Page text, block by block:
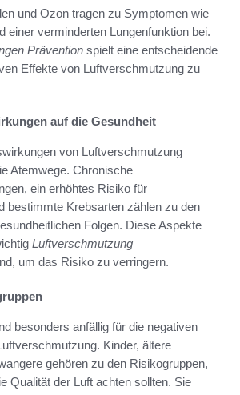
und Ozon tragen zu Symptomen wie
einer verminderten Lungenfunktion bei.
Prävention spielt eine entscheidende
Effekte von Luftverschmutzung zu
auf die Gesundheit
von Luftverschmutzung
Atemwege. Chronische
ein erhöhtes Risiko für
bestimmte Krebsarten zählen zu den
Folgen. Diese Aspekte
Luftverschmutzung
um das Risiko zu verringern.
besonders anfällig für die negativen
Kinder, ältere
gehören zu den Risikogruppen,
Qualität der Luft achten sollten. Sie